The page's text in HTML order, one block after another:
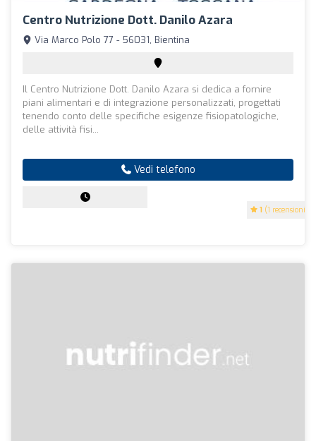
Centro Nutrizione Dott. Danilo Azara
1 (1 recensioni)
Via Marco Polo 77 - 56031, Bientina
Il Centro Nutrizione Dott. Danilo Azara si dedica a fornire
piani alimentari e di integrazione personalizzati, progettati
tenendo conto delle specifiche esigenze fisiopatologiche,
delle attività fisi...
Vedi telefono